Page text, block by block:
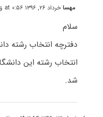
مهساخرداد ۲۶, ۱۳۹۶ at ۰:۵۶ ق٫ظ
سلام
دفترچه انتخاب رشته
انتخاب رشته این
شد.